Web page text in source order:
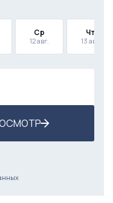
Ср
12 авг.
Чт
13 авг.